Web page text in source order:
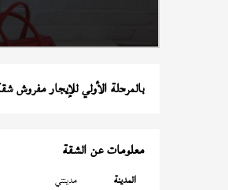
بالمرحلة الأولي للإيجار مفروش شقة
معلومات عن الشقة
المدينة مدينتي